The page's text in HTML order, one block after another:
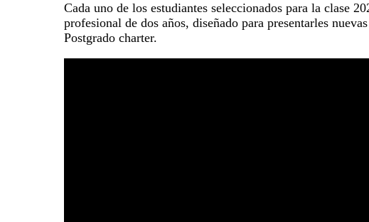
Cada uno de los estudiantes seleccionados para la clase
profesional de dos años, diseñado para presentarles
Postgrado charter.